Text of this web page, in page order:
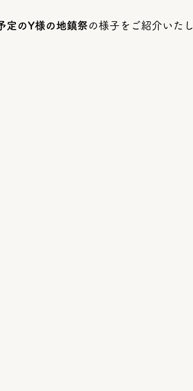
定のY様の地鎮祭の様子をご紹介いたし